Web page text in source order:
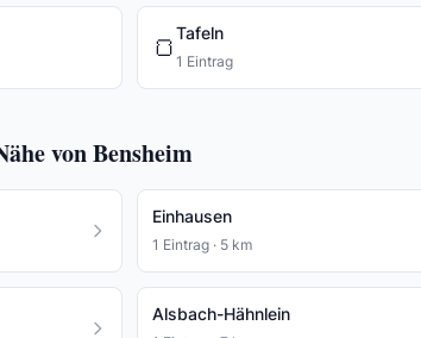
🍞
Tafeln
1 Eintrag
von Bensheim
Einhausen
1 Eintrag · 5 km
Alsbach-Hähnlein